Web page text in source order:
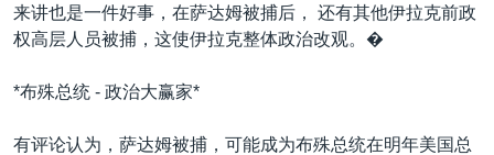
来讲也是一件好事，在萨达姆被捕后， 还有其他伊拉克前政
权高层人员被捕，这使伊拉克整体政治改观。�
*布殊总统 - 政治大赢家*
有评论认为，萨达姆被捕，可能成为布殊总统在明年美国总